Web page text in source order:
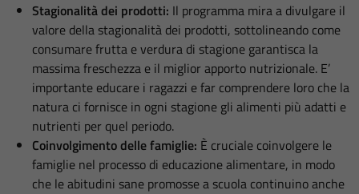
Stagionalità dei prodotti: Il programma mira a divulgare il
valore della stagionalità dei prodotti, sottolineando come
consumare frutta e verdura di stagione garantisca la
massima freschezza e il miglior apporto nutrizionale. E’
importante educare i ragazzi e far comprendere loro che la
natura ci fornisce in ogni stagione gli alimenti più adatti e
nutrienti per quel periodo.
Coinvolgimento delle famiglie: È cruciale coinvolgere le
famiglie nel processo di educazione alimentare, in modo
che le abitudini sane promosse a scuola continuino anche